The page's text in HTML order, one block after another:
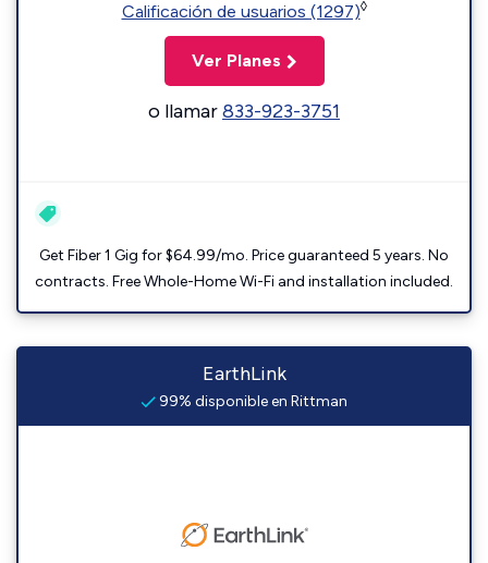
Calificación de usuarios (1297)◊
Ver Planes
o llamar833-923-3751
Get Fiber 1 Gig for $64.99/mo. Price guaranteed 5 years. No
contracts. Free Whole-Home Wi-Fi and installation included.
EarthLink
99% disponible en Rittman